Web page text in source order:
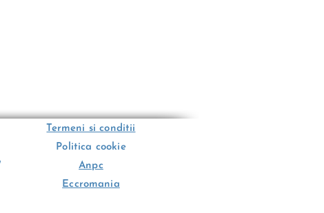
Termeni si conditii
Politica cookie
Anpc
Eccromania